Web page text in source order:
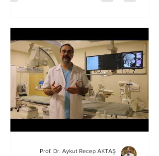
Prof. Dr. Aykut Recep AKTAŞ